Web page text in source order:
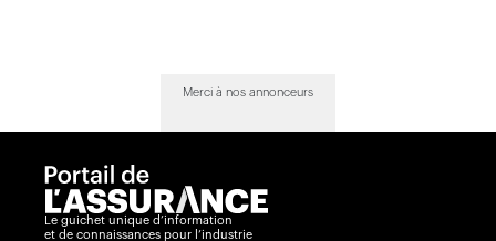
Merci à nos annonceurs
Le guichet unique d’information
et de connaissances pour l’industrie